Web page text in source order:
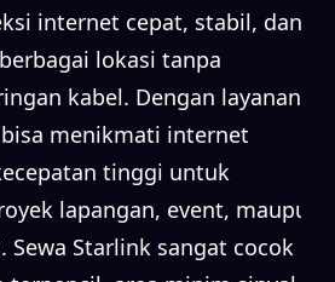
internet cepat, stabil, dan
lokasi tanpa
kabel. Dengan layanan
bisa menikmati internet
tinggi untuk
lapangan, event, maupun
Sewa Starlink sangat cocok